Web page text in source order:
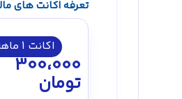
تعرفه اکانت های
اکانت 1 ماهه
300،000
تومان